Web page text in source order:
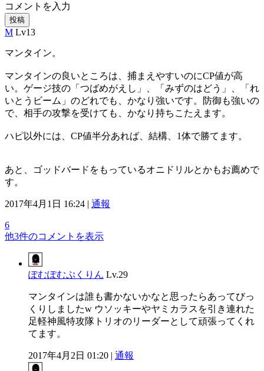
コメントを入力
投稿
M Lv13
マンタイン。
マンタインの良いところは、捕まえやすいのにCP値が高
い。ゲージ技の「つばめがえし」、「みずのはどう」、「れ
いとうビーム」のどれでも、かなり強いです。防御も強いの
で、相手の攻撃を受けても、かなり持ちこたえます。
ハピ以外には、CP値半分あれば、結構、1体で勝てます。
あと、ゴッドバードをもっているオニドリルとかもお薦めで
す。
2017年4月1日 16:24 | 通報
6
他3件のコメントを表示
ぽむぽむぷくりん Lv.29
マンタインは誰も書かないかなと思ったらあってびっ
くりしましたw ウソッキーやヤミカラスを引き連れた
足軽神風特攻隊トリオのリーダーとして頑張ってくれ
てます。
2017年4月2日 01:20 | 通報